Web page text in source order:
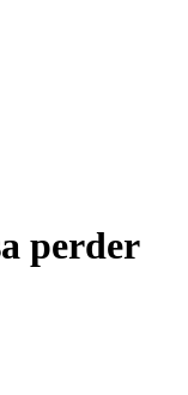
perder